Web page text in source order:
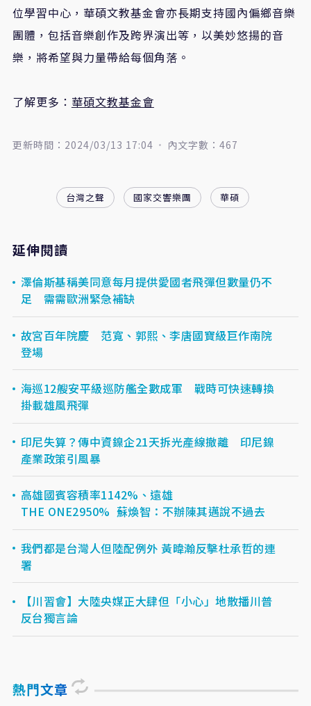
位學習中心，華碩文教基金會亦長期支持國內偏鄉音樂
團體，包括音樂創作及跨界演出等，以美妙悠揚的音
樂，將希望與力量帶給每個角落。
了解更多： 華碩文教基金會
更新時間：2024/03/13 17:04 內文字數：467
台灣之聲 國家交響樂團 華碩
延伸閱讀
澤倫斯基稱美同意每月提供愛國者飛彈但數量仍不
足 需需歐洲緊急補缺
故宮百年院慶 范寬、郭熙、李唐國寶級巨作南院
登場
海巡12艘安平級巡防艦全數成軍 戰時可快速轉換
掛載雄風飛彈
印尼失算？傳中資鎳企21天拆光產線撤離 印尼鎳
產業政策引風暴
高雄國賓容積率1142%、遠雄
THE ONE2950% 蘇煥智：不辦陳其邁說不過去
我們都是台灣人但陸配例外 黃暐瀚反擊杜承哲的連
署
【川習會】大陸央媒正大肆但「小心」地散播川普
反台獨言論
熱門文章